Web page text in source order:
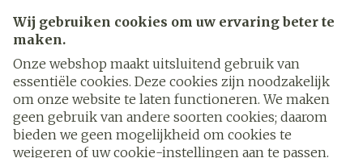
Wij gebruiken cookies om uw ervaring beter te
maken.
Onze webshop maakt uitsluitend gebruik van
essentiële cookies. Deze cookies zijn noodzakelijk
om onze website te laten functioneren. We maken
geen gebruik van andere soorten cookies; daarom
bieden we geen mogelijkheid om cookies te
weigeren of uw cookie-instellingen aan te passen.
Door op inschrijven te klikken, schrijft u zich in voor onze
nieuwsbrief en gaat u akkoord met onze